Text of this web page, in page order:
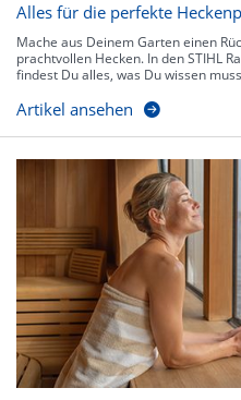
Alles für die perfekte
Mache aus Deinem Garten einen
prachtvollen Hecken. In den STIHL
findest Du alles, was Du wissen
Artikel ansehen